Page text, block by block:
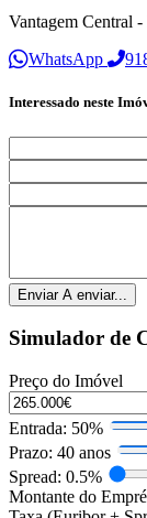
Vantagem Central
WhatsApp
Interessado neste
Enviar A enviar...
Simulador de
Preço do Imóvel
Entrada: 50%
Prazo: 40 anos
Spread: 0.5%
Montante do